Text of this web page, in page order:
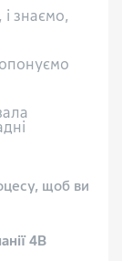
знаємо,
щоб ви
4B